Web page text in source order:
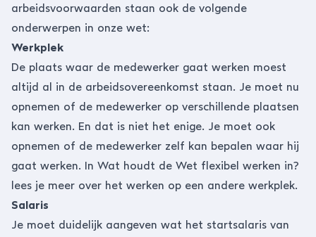
arbeidsvoorwaarden staan ook de volgende
onderwerpen in onze wet:
Werkplek
De plaats waar de medewerker gaat werken moest
altijd al in de arbeidsovereenkomst staan. Je moet nu
opnemen of de medewerker op verschillende plaatsen
kan werken. En dat is niet het enige. Je moet ook
opnemen of de medewerker zelf kan bepalen waar hij
gaat werken. In Wat houdt de Wet flexibel werken in?
lees je meer over het werken op een andere werkplek.
Salaris
Je moet duidelijk aangeven wat het startsalaris van